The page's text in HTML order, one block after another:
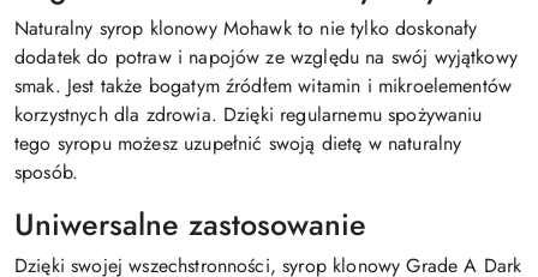
Naturalny syrop klonowy Mohawk to nie tylko doskonały
dodatek do potraw i napojów ze względu na swój wyjątkowy
smak. Jest także bogatym źródłem witamin i mikroelementów
korzystnych dla zdrowia. Dzięki regularnemu spożywaniu
tego syropu możesz uzupełnić swoją dietę w naturalny
sposób.
Uniwersalne zastosowanie
Dzięki swojej wszechstronności, syrop klonowy Grade A Dark